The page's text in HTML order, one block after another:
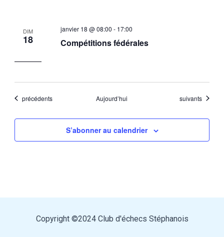
DIM
18 Compétitions fédérales
janvier 18 @ 08:00 - 17:00
Évènements
précédents Aujourd’hui Évènements
suivants
S’abonner au calendrier
Copyright ©2024 Club d'échecs Stéphanois